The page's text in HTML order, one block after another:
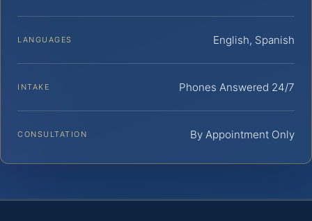
LANGUAGES English, Spanish
INTAKE Phones Answered 24/7
CONSULTATION By Appointment Only